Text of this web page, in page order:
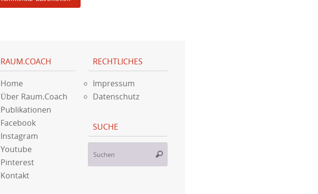
RAUM.COACH
Home
Über Raum.Coach
Publikationen
Facebook
Instagram
Youtube
Pinterest
Kontakt
RECHTLICHES
Impressum
Datenschutz
SUCHE
Suchen